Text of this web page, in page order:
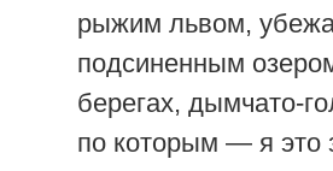
рыжим львом,
подсиненным
берегах, дымчато-
по которым — я это